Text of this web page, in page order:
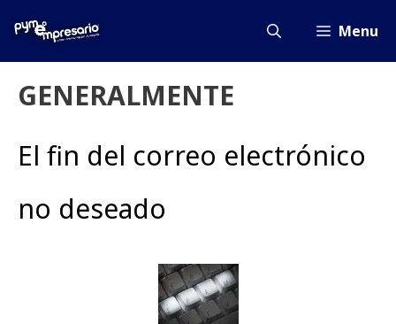
Menu
GENERALMENTE
El fin del correo electrónico
no deseado